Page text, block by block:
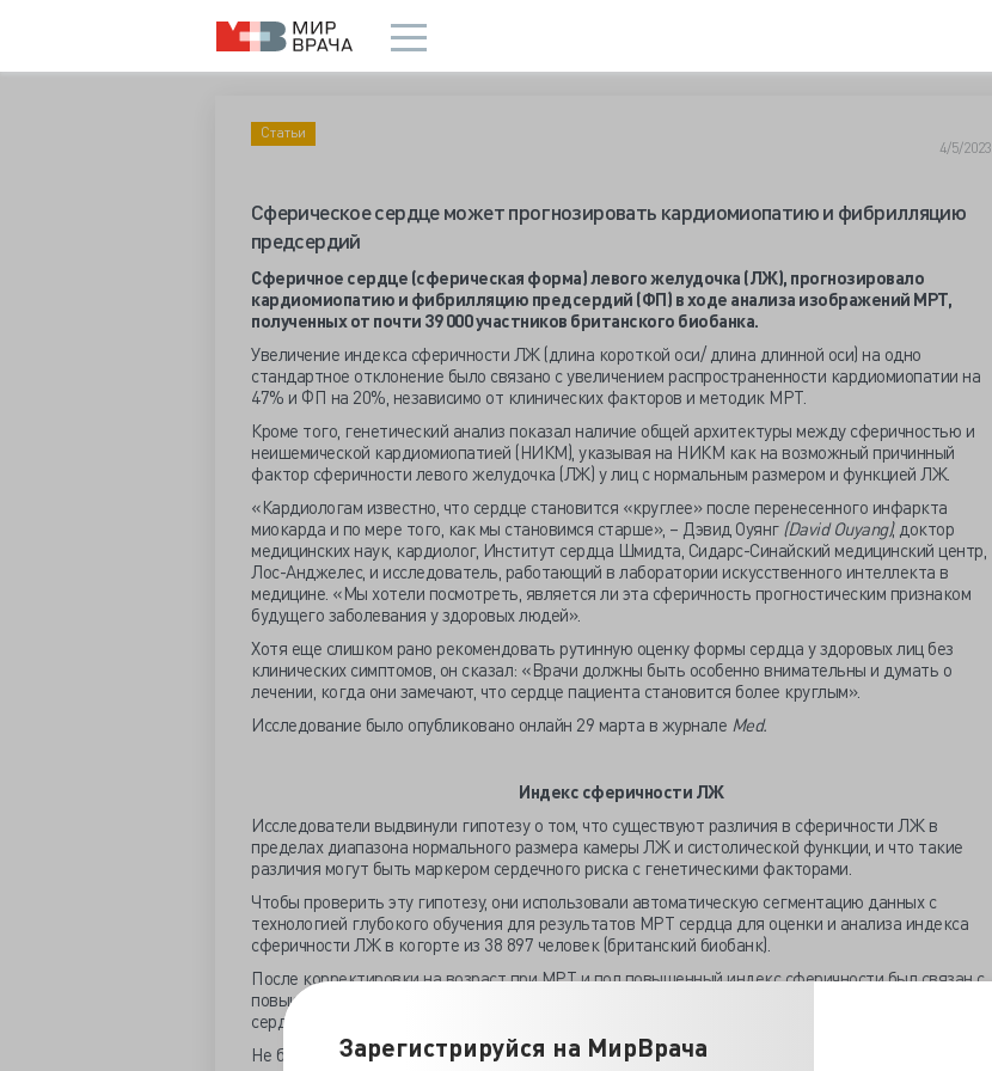
Зарегистрируйся на МирВрача
Статьи
4/5/2023
Сферическое сердце может прогнозировать кардиомиопатию и фибрилляцию
предсердий
Сферичное сердце (сферическая форма) левого желудочка (ЛЖ), прогнозировало
кардиомиопатию и фибрилляцию предсердий (ФП) в ходе анализа изображений МРТ,
полученных от почти 39 000 участников британского биобанка.
Увеличение индекса сферичности ЛЖ (длина короткой оси/ длина длинной оси) на одно
стандартное отклонение было связано с увеличением распространенности кардиомиопатии на
47% и ФП на 20%, независимо от клинических факторов и методик МРТ.
Кроме того, генетический анализ показал наличие общей архитектуры между сферичностью и
неишемической кардиомиопатией (НИКМ), указывая на НИКМ как на возможный причинный
фактор сферичности левого желудочка (ЛЖ) у лиц с нормальным размером и функцией ЛЖ.
«Кардиологам известно, что сердце становится «круглее» после перенесенного инфаркта
миокарда и по мере того, как мы становимся старше», – Дэвид Оуянг (David Ouyang), доктор
медицинских наук, кардиолог, Институт сердца Шмидта, Сидарс-Синайский медицинский центр,
Лос-Анджелес, и исследователь, работающий в лаборатории искусственного интеллекта в
медицине. «Мы хотели посмотреть, является ли эта сферичность прогностическим признаком
будущего заболевания у здоровых людей».
Хотя еще слишком рано рекомендовать рутинную оценку формы сердца у здоровых лиц без
клинических симптомов, он сказал: «Врачи должны быть особенно внимательны и думать о
лечении, когда они замечают, что сердце пациента становится более круглым».
Исследование было опубликовано онлайн 29 марта в журнале Med.
Индекс сферичности ЛЖ
Исследователи выдвинули гипотезу о том, что существуют различия в сферичности ЛЖ в
пределах диапазона нормального размера камеры ЛЖ и систолической функции, и что такие
различия могут быть маркером сердечного риска с генетическими факторами.
Чтобы проверить эту гипотезу, они использовали автоматическую сегментацию данных с
технологией глубокого обучения для результатов МРТ сердца для оценки и анализа индекса
сферичности ЛЖ в когорте из 38 897 человек (британский биобанк).
После корректировки на возраст при МРТ и пол повышенный индекс сферичности был связан с
повышенным риском развития кардиомиопатии (отношение рисков [ОР] 1,57), ФП (ОР 1,35) и
сердечной недостаточности (ОР 1,37).
Не было обнаружено никакой значимой связи с остановкой сердца.